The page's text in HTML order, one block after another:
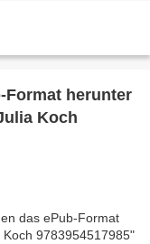
Format herunter
Koch